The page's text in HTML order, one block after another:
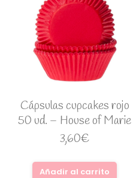
Cápsulas cupcakes rojo
50 ud. – House of Marie
3,60€
Añadir al carrito